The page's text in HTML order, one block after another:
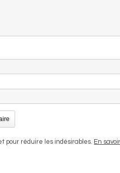
pour réduire les indésirables. En